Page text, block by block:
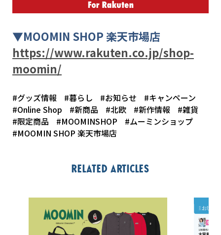
▼MOOMIN SHOP 楽天市場店
https://www.rakuten.co.jp/shop-
moomin/
#グッズ情報 #暮らし #お知らせ
#キャンペーン
#Online Shop
#新商品 #北欧 #新作情報
#雑貨
#限定商品
#MOOMINSHOP
#ムーミンショップ
#MOOMIN SHOP 楽天市場店
Related articles